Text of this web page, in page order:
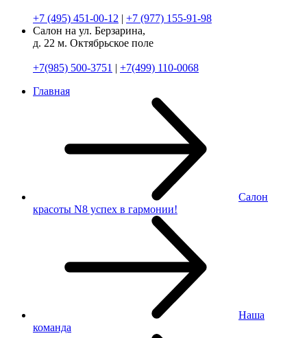
+7 (495) 451-00-12 | +7 (977) 155-91-98
Салон на ул. Берзарина,
д. 22 м. Октябрьское поле
+7(985) 500-3751 | +7(499) 110-0068
Главная
Салон
красоты N8 успех в гармонии!
Наша
команда